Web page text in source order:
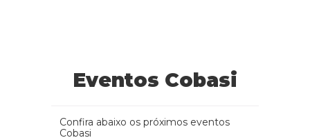
Eventos Cobasi
Confira abaixo os próximos eventos
Cobasi